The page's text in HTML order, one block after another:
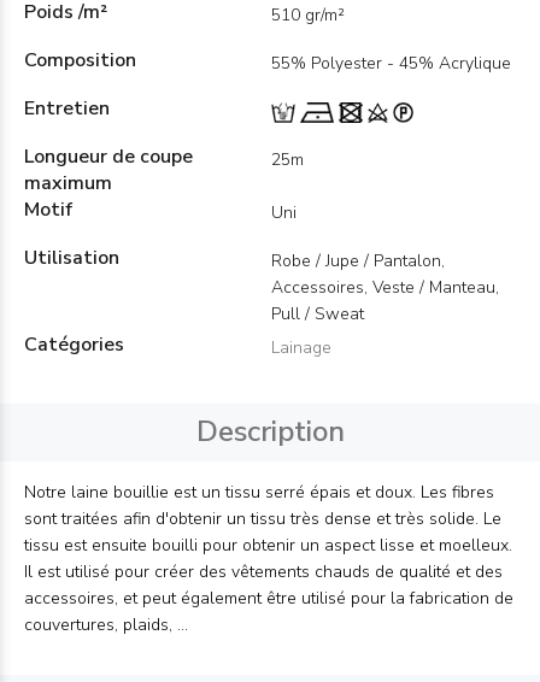
Poids /m² 510 gr/m²
Composition 55% Polyester - 45% Acrylique
Entretien
Longueur de coupe
maximum
25m
Motif Uni
Utilisation
Robe / Jupe / Pantalon,
Accessoires, Veste / Manteau,
Pull / Sweat
Catégories Lainage
Description
Notre laine bouillie est un tissu serré épais et doux. Les fibres
sont traitées afin d'obtenir un tissu très dense et très solide. Le
tissu est ensuite bouilli pour obtenir un aspect lisse et moelleux.
Il est utilisé pour créer des vêtements chauds de qualité et des
accessoires, et peut également être utilisé pour la fabrication de
couvertures, plaids, ...